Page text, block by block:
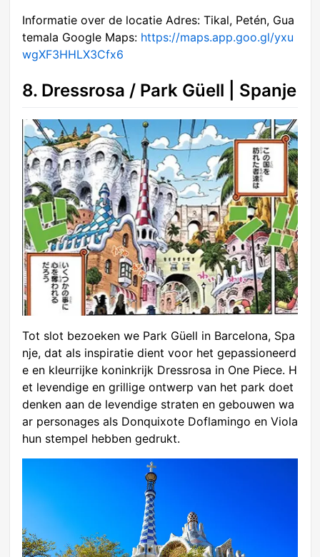
Informatie over de locatie Adres: Tikal, Petén, Gua
temala Google Maps: https://maps.app.goo.gl/yxu
wgXF3HHLX3Cfx6
8. Dressrosa / Park Güell | Spanje
Tot slot bezoeken we Park Güell in Barcelona, Spa
nje, dat als inspiratie dient voor het gepassioneerd
e en kleurrijke koninkrijk Dressrosa in One Piece. H
et levendige en grillige ontwerp van het park doet
denken aan de levendige straten en gebouwen wa
ar personages als Donquixote Doflamingo en Viola
hun stempel hebben gedrukt.